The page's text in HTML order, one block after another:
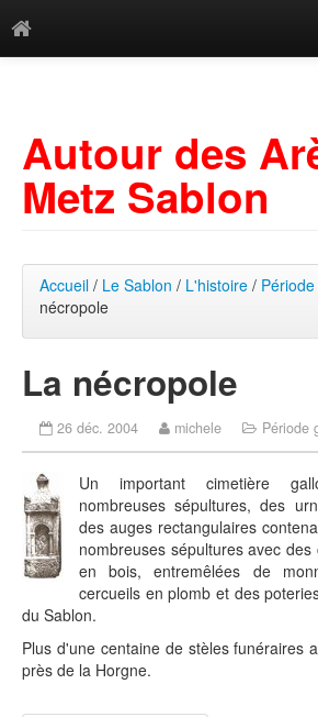
Mots-clés
Autour des
Metz Sablon
Accueil / Le Sablon / L'histoire /
nécropole
La nécropole
26 déc. 2004 michele Période
Un important cimetière
nombreuses sépultures, des
des auges rectangulaires
nombreuses sépultures avec
en bois, entremêlées de
cercueils en plomb et des
du Sablon.
Plus d'une centaine de stèles funéraires
près de la Horgne.